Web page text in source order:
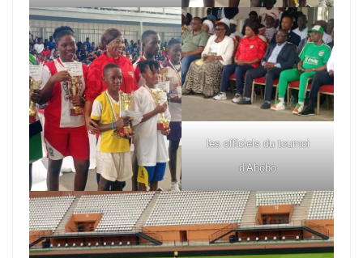
les officiels du tournoi
d'Abobo